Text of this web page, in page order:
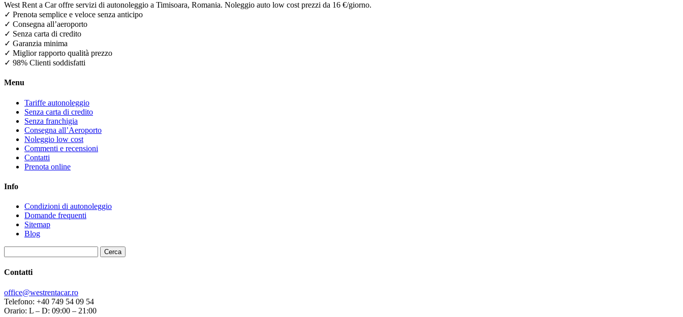
West Rent a Car offre servizi di autonoleggio a Timisoara, Romania. Noleggio auto low cost prezzi da 16 €/giorno.
✓ Prenota semplice e veloce senza anticipo
✓ Consegna all’aeroporto
✓ Senza carta di credito
✓ Garanzia minima
✓ Miglior rapporto qualità prezzo
✓ 98% Clienti soddisfatti
Menu
Tariffe autonoleggio
Senza carta di credito
Senza franchigia
Consegna all’Aeroporto
Noleggio low cost
Commenti e recensioni
Contatti
Prenota online
Info
Condizioni di autonoleggio
Domande frequenti
Sitemap
Blog
per:
Contatti
office@westrentacar.ro
Telefono: +40 749 54 09 54
Orario: L – D: 09:00 – 21:00